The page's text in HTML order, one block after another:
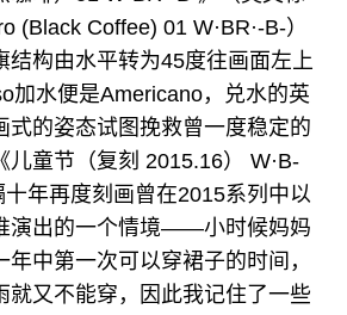
(Black Coffee) 01 W·BR·-B-）
结构由水平转为45度往画面左上
加水便是Americano，兑水的英
式的姿态试图挽救曾一度稳定的
儿童节（复刻 2015.16） W·B-
十年再度刻画曾在2015系列中以
演出的一个情境——小时候妈妈
中第一次可以穿裙子的时间，
就又不能穿，因此我记住了一些